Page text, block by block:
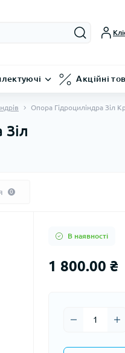
Акційні
Опора Гідроциліндра Зіл
Зіл
0
В наявності
1 800.00 ₴